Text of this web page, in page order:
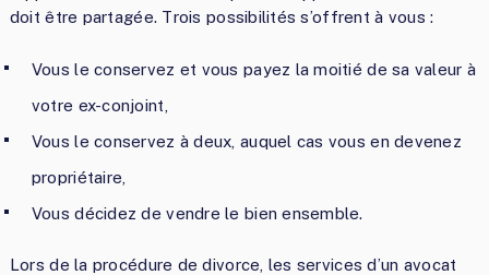
doit être partagée. Trois possibilités s’offrent à vous :
Vous le conservez et vous payez la moitié de sa valeur à
votre ex-conjoint,
Vous le conservez à deux, auquel cas vous en devenez
propriétaire,
Vous décidez de vendre le bien ensemble.
Lors de la procédure de divorce, les services d’un avocat